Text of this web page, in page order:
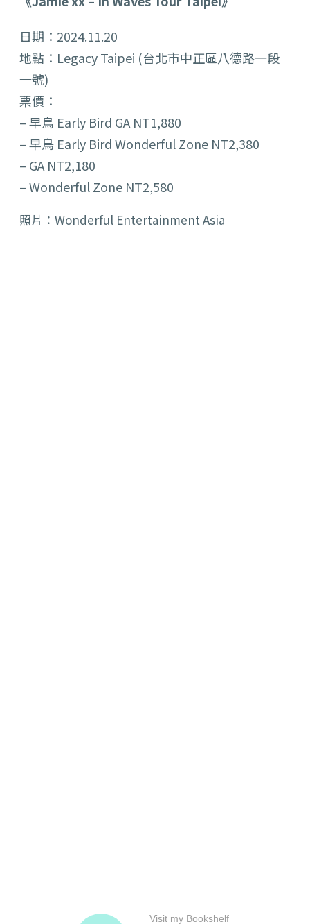
日期：2024.11.20
地點：Legacy Taipei (台北市中正區八德路一段
一號)
票價：
– 早鳥 Early Bird GA NT1,880
– 早鳥 Early Bird Wonderful Zone NT2,380
– GA NT2,180
– Wonderful Zone NT2,580
照片：Wonderful Entertainment Asia